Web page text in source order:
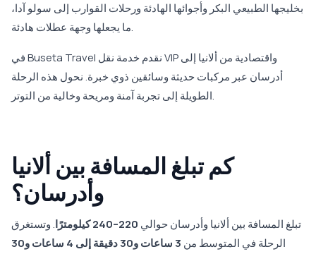
بخليجها الطبيعي البكر وأجوائها الهادئة ورحلات القوارب إلى سولو آدا،
ما يجعلها وجهة عطلات هادئة.
في Buseta Travel نقدم خدمة نقل VIP واقتصادية من ألانيا إلى
أدرسان عبر مركبات حديثة وسائقين ذوي خبرة. نحول هذه الرحلة
الطويلة إلى تجربة آمنة ومريحة وخالية من التوتر.
كم تبلغ المسافة بين ألانيا
وأدرسان؟
تبلغ المسافة بين ألانيا وأدرسان حوالي 220–240 كيلومترًا
. وتستغرق
الرحلة في المتوسط من
3 ساعات و30 دقيقة إلى 4 ساعات و30